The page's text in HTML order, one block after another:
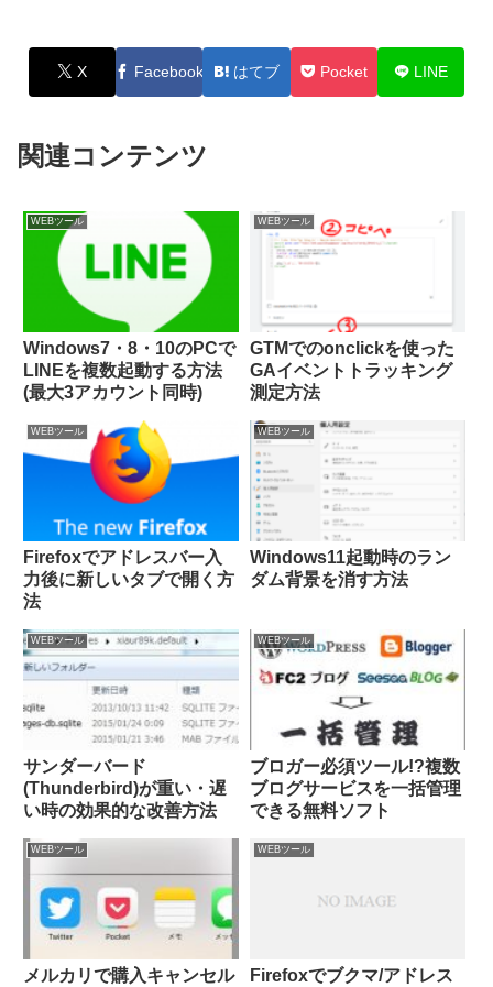
X Facebook はてブ Pocket LINE
関連コンテンツ
WEBツール
Windows7・8・10のPCで
LINEを複数起動する方法
(最大3アカウント同時)
WEBツール
GTMでのonclickを使った
GAイベントトラッキング
測定方法
WEBツール
Firefoxでアドレスバー入
力後に新しいタブで開く方
法
WEBツール
Windows11起動時のラン
ダム背景を消す方法
WEBツール
サンダーバード
(Thunderbird)が重い・遅
い時の効果的な改善方法
WEBツール
ブロガー必須ツール!?複数
ブログサービスを一括管理
できる無料ソフト
WEBツール
メルカリで購入キャンセル
WEBツール
Firefoxでブクマ/アドレス